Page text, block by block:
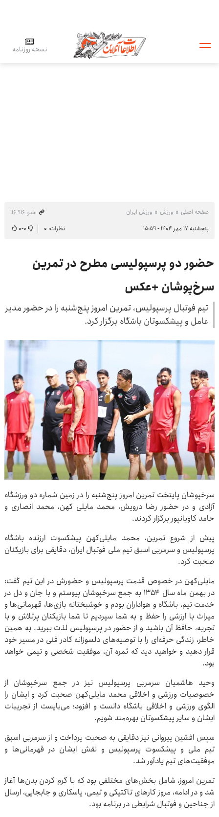
نسخه روزنامه
صفحه اصلی ورزش ورزش ایران
خبر: ۱۱۶٬۹۱۶
پنجشنبه ۱۷ مهر ۱۴۰۴ - ۱۵:۵۹
نظرات: ۰ ۰-۰
حضور دو پرسپولیسی مطرح در تمرین
سرخ‌پوشان +عکس
تیم فوتبال پرسپولیس، تمرین امروز پنج‌شنبه را در حضور مدیر
عامل و پیشکسوتان باشگاه برگزار کرد.
سرخپوشان پایتخت تمرین امروز پنج‌شنبه را در زمین شماره دو ورزشگاه
آزادی و در حضور رضا درویش، محمد مایلی کهن، محمد انصاری و
حامد کاویانپور برگزار کردند.
پیش از شروع تمرین، محمد مایلی‌کهن پیشکسوت ارزنده باشگاه
پرسپولیس و سرمربی اسبق تیم ملی فوتبال ایران، دقایقی برای بازیکنان
صحبت کرد.
مایلی‌کهن در خصوص قدمت پرسپولیس و حضورش در این تیم گفت:
در بهمن ماه سال ۱۳۵۴ به جمع سرخپوشان پیوستم و با جان و دل در
خدمت تیم، باشگاه و هواداران بودم و خوشبختانه بازی‌ها، قهرمانی‌ها و
میراث با ارزشی را حفظ و به شما سپردیم تا شما بازیکنان پرتلاش و با
تجربه، حافظ آن باشید و از حضور در پرسپولیس لذت ببرید. به همین
خاطر، زندگی حرفه‌ای را با توصیه‌های دلسوزانه کادر فنی در مسیر خود
قرار دهید و خواهید دید که ثمره آن، موفقیت شخصی و تیمی خواهد
بود.
وحید هاشمیان سرمربی پرسپولیس نیز در جمع سرخپوشان از
خصوصیات ورزشی و اخلاقی محمد مایلی‌کهن صحبت کرد و ایشان را
الگوی ورزشی و اخلاقی باشگاه دانست و افزود؛ می‌بایست از تجریبات
ایشان و سایر پیشکسوتان بهره‌مند شویم.
سپس افشین پیروانی نیز دقایقی به صحبت پرداخت و از سرمربی اسبق
تیم ملی و پیشکسوت پرسپولیس و نقش ایشان در قهرمانی‌ها و
موفقیت‌های تیم یادآور شد.
تمرین امروز، شامل بخش‌های مختلفی بود که با گرم کردن بدن‌ها آغاز
شد و در ادامه، مروز کارهای تاکتیکی و تیمی، پاسکاری و جابجایی، ارسال
از جناحین و فوتبال شرایطی در برنامه بود.